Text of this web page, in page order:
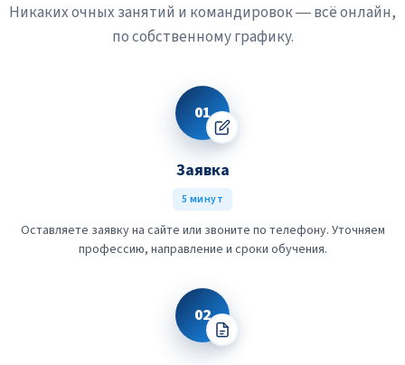
Никаких очных занятий и командировок — всё онлайн,
по собственному графику.
01
Заявка
5 минут
Оставляете заявку на сайте или звоните по телефону. Уточняем
профессию, направление и сроки обучения.
02